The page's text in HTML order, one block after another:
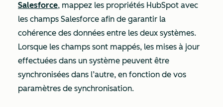
Salesforce, mappez les propriétés HubSpot avec
les champs Salesforce afin de garantir la
cohérence des données entre les deux systèmes.
Lorsque les champs sont mappés, les mises à jour
effectuées dans un système peuvent être
synchronisées dans l’autre, en fonction de vos
paramètres de synchronisation.